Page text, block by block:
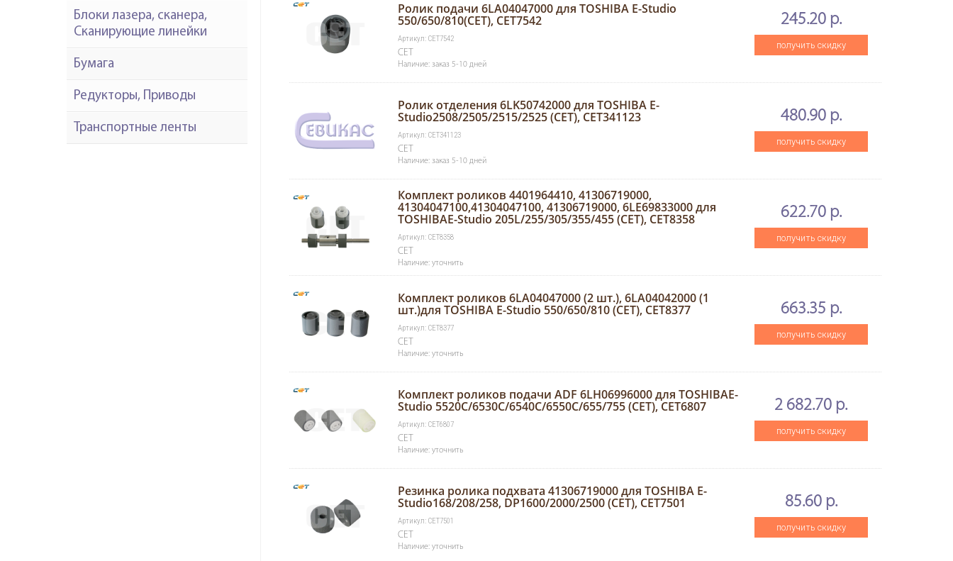
Ролик подачи 6LA04047000 для TOSHIBA E-Studio
550/650/810(CET), CET7542
Артикул: CET7542
CET
Наличие: заказ 5-10 дней
245.20 р.
получить скидку
Ролик отделения 6LK50742000 для TOSHIBA E-
Studio2508/2505/2515/2525 (CET), CET341123
Артикул: CET341123
CET
Наличие: заказ 5-10 дней
480.90 р.
получить скидку
Комплект роликов 4401964410, 41306719000,
41304047100,41304047100, 41306719000, 6LE69833000 для
TOSHIBAE-Studio 205L/255/305/355/455 (CET), CET8358
Артикул: CET8358
CET
Наличие: уточнить
622.70 р.
получить скидку
Комплект роликов 6LA04047000 (2 шт.), 6LA04042000 (1
шт.)для TOSHIBA E-Studio 550/650/810 (CET), CET8377
Артикул: CET8377
CET
Наличие: уточнить
663.35 р.
получить скидку
Комплект роликов подачи ADF 6LH06996000 для TOSHIBAE-
Studio 5520C/6530C/6540C/6550C/655/755 (CET), CET6807
Артикул: CET6807
CET
Наличие: уточнить
2 682.70 р.
получить скидку
Резинка ролика подхвата 41306719000 для TOSHIBA E-
Studio168/208/258, DP1600/2000/2500 (CET), CET7501
Артикул: CET7501
CET
Наличие: уточнить
85.60 р.
получить скидку
Блоки лазера, сканера,
Сканирующие линейки
Бумага
Редукторы, Приводы
Транспортные ленты